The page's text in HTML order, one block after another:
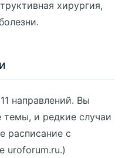
хирургия,
направлений. Вы
темы, и редкие случаи
расписание с
uroforum.ru.)